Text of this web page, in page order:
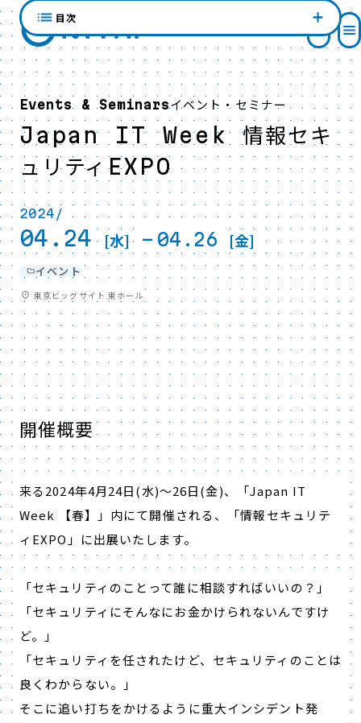
Events & Seminarsイベント・セミナー
Japan IT Week 情報セキ
ュリティEXPO
2024/
04.24 [水] - 04.26 [金]
イベント
東京ビッグサイト 東ホール
開催概要
来る2024年4月24日(水)～26日(金)、「Japan IT
Week 【春】」内にて開催される、「情報セキュリテ
ィEXPO」に出展いたします。
「セキュリティのことって誰に相談すればいいの？」
「セキュリティにそんなにお金かけられないんですけ
ど。」
「セキュリティを任されたけど、セキュリティのことは
良くわからない。」
そこに追い打ちをかけるように重大インシデント発
目次